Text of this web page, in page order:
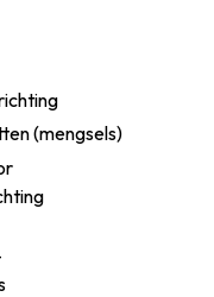
(mengsels)